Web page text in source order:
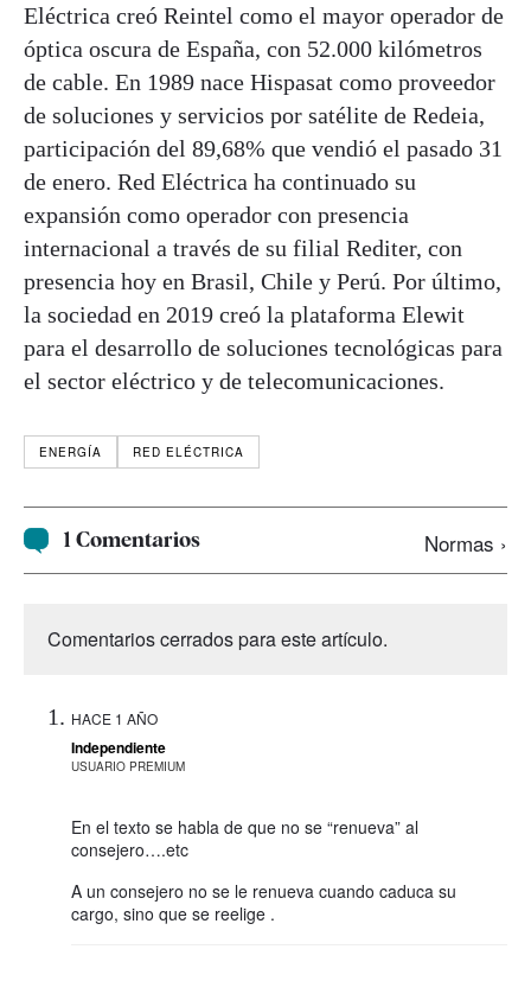
Eléctrica creó Reintel como el mayor operador de
óptica oscura de España, con 52.000 kilómetros
de cable. En 1989 nace Hispasat como proveedor
de soluciones y servicios por satélite de Redeia,
participación del 89,68% que vendió el pasado 31
de enero. Red Eléctrica ha continuado su
expansión como operador con presencia
internacional a través de su filial Rediter, con
presencia hoy en Brasil, Chile y Perú. Por último,
la sociedad en 2019 creó la plataforma Elewit
para el desarrollo de soluciones tecnológicas para
el sector eléctrico y de telecomunicaciones.
ENERGÍA RED ELÉCTRICA
1 Comentarios Normas ›
Comentarios cerrados para este artículo.
HACE 1 AÑO
Independiente
USUARIO PREMIUM
En el texto se habla de que no se “renueva” al
consejero….etc
A un consejero no se le renueva cuando caduca su
cargo, sino que se reelige .